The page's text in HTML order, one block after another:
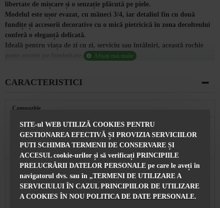
SITE-ul WEB UTILIZĂ COOKIES PENTRU
GESTIONAREA EFECTIVĂ ȘI PROVIZIA SERVICIILOR
PUTI SCHIMBA TERMENII DE CONSERVARE ȘI
ACCESUL cookie-urilor și să verificați PRINCIPIILE
PRELUCRĂRII DATELOR PERSONALE pe care le aveți în
navigatorul dvs. sau în „TERMENI DE UTILIZARE A
SERVICIULUI ÎN CAZUL PRINCIPIILOR DE UTILIZARE
A COOKIES ÎN NOU POLITICA DE DATE PERSONALE.
libertate de mișcare și o senzație plăcută pe piele.
Modelul este ușor evazat, cu mâneci 3/4, iar detaliul fin cu două
fundițe și accesorii decorative cu o mică pietricică în zona decolteului
conferă o eleganță delicată.
Ideală pentru viața de zi cu zi, serviciu sau întâlniri, această rochie
CARACTERISTICI
Compoziţie
Compoziția
rochiei
3% Vâscoză 25% Bumbac 19% PES 3% Elastan
Lungimea
rochiei
102 cm pentru mărimea S
Facut in Bulgaria